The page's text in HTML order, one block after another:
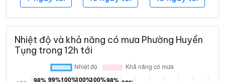
Nhiệt độ và khả năng có mưa Phường Huyền
Tụng trong 12h tới